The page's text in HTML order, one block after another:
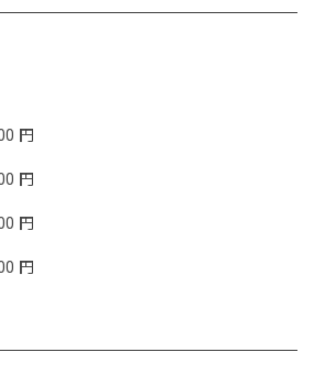
円
円
円
円